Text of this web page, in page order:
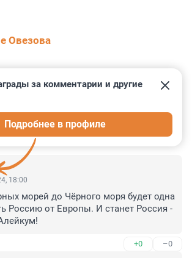
Овезова
30
за комментарии и другие
Подробнее в профиле
18:00
морей до Чёрного моря будет одна
Россию от Европы. И станет Россия -
+0 –0